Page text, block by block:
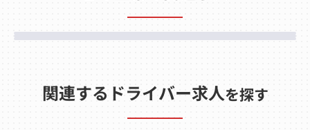
関連するドライバー求人を探す